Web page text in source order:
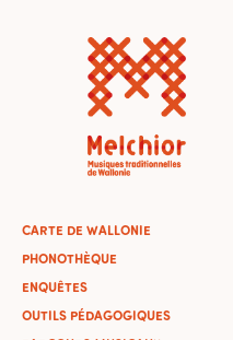
CARTE DE WALLONIE
PHONOTHÈQUE
ENQUÊTES
OUTILS PÉDAGOGIQUES